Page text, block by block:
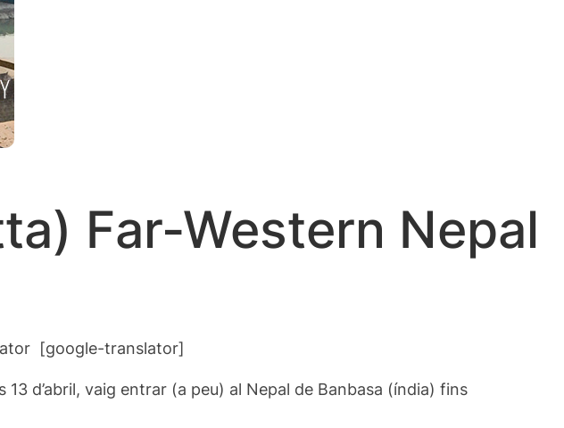
Far-Western Nepal
[google-translator]
d’abril, vaig entrar (a peu) al Nepal de Banbasa (índia) fins